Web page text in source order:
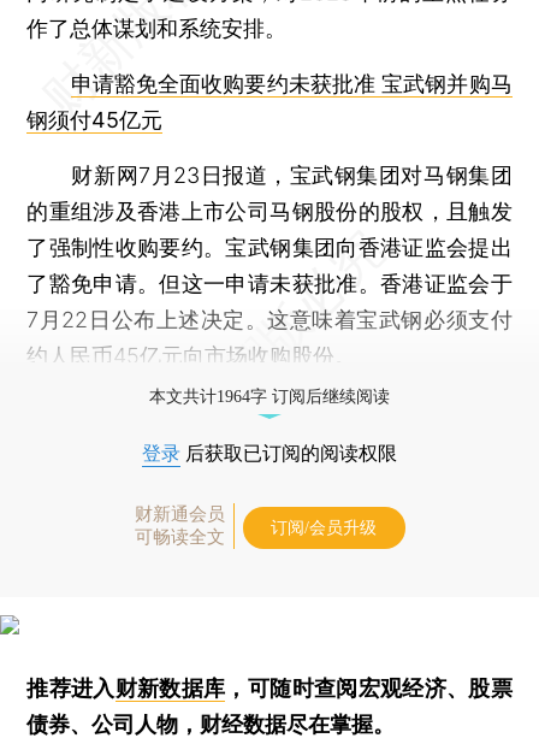
作了总体谋划和系统安排。
申请豁免全面收购要约未获批准 宝武钢并购马
钢须付45亿元
财新网7月23日报道，宝武钢集团对马钢集团
的重组涉及香港上市公司马钢股份的股权，且触发
了强制性收购要约。宝武钢集团向香港证监会提出
了豁免申请。但这一申请未获批准。香港证监会于
7月22日公布上述决定。这意味着宝武钢必须支付
约人民币45亿元向市场收购股份。
本文共计1964字 订阅后继续阅读
登录 后获取已订阅的阅读权限
财新通会员
可畅读全文
订阅/会员升级
推荐进入财新数据库 ，可随时查阅宏观经济、股票
债券、公司人物，财经数据尽在掌握。